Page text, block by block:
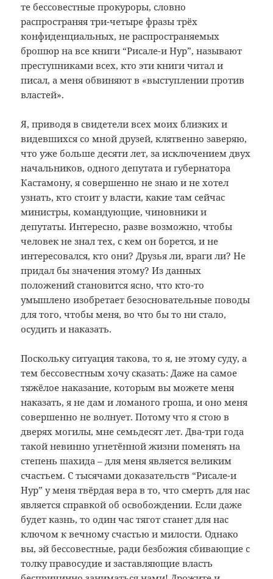
те бессовестные прокуроры, словно
распространяя три-четыре фразы трёх
конфиденциальных, не распространяемых
брошюр на все книги “Рисале-и Нур”, называют
преступниками всех, кто эти книги читал и
писал, а меня обвиняют в «выступлении против
властей».
Я, приводя в свидетели всех моих близких и
видевшихся со мной друзей, клятвенно заверяю,
что уже больше десяти лет, за исключением двух
начальников, одного депутата и губернатора
Кастамону, я совершенно не знаю и не хотел
узнать, кто стоит у власти, какие там сейчас
министры, командующие, чиновники и
депутаты. Интересно, разве возможно, чтобы
человек не знал тех, с кем он борется, и не
интересовался, кто они? Друзья ли, враги ли? Не
придал бы значения этому? Из данных
положений становится ясно, что кто-то
умышлено изобретает безосновательные поводы
для того, чтобы меня, во что бы то ни стало,
осудить и наказать.
Поскольку ситуация такова, то я, не этому суду, а
тем бессовестным хочу сказать: Даже на самое
тяжёлое наказание, которым вы можете меня
наказать, я не дам и ломаного гроша, и оно меня
совершенно не волнует. Потому что я стою в
дверях могилы, мне семьдесят лет. Два-три года
такой невинно угнетённой жизни поменять на
степень шахида – для меня является великим
счастьем. С тысячами доказательств “Рисале-и
Нур” у меня твёрдая вера в то, что смерть для нас
является справкой об освобождении. Если даже
будет казнь, то один час тягот станет для нас
ключом к вечному счастью и милости. Однако
вы, эй бессовестные, ради безбожия сбивающие с
толку правосудие и заставляющие власть